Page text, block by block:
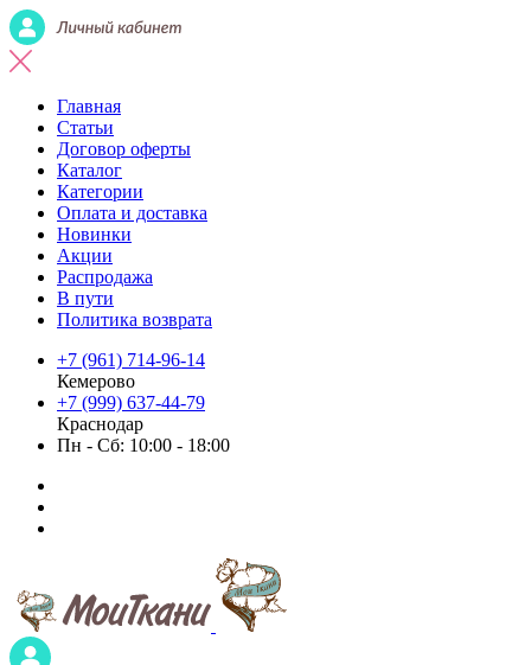
Главная
Статьи
Договор оферты
Каталог
Категории
Оплата и доставка
Новинки
Акции
Распродажа
В пути
Политика возврата
+7 (961) 714-96-14
Кемерово
+7 (999) 637-44-79
Краснодар
Пн - Сб: 10:00 - 18:00